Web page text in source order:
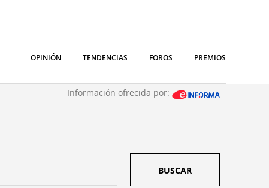
OPINIÓN TENDENCIAS FOROS PREMIOS
Información ofrecida por:
BUSCAR